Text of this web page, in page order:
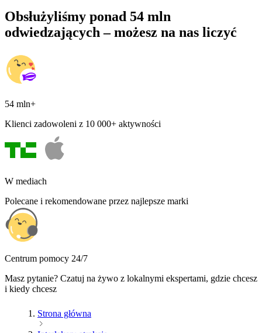
Obsłużyliśmy ponad 54 mln
odwiedzających – możesz na nas liczyć
54 mln+
Klienci zadowoleni z 10 000+ aktywności
W mediach
Polecane i rekomendowane przez najlepsze marki
Centrum pomocy 24/7
Masz pytanie? Czatuj na żywo z lokalnymi ekspertami, gdzie chcesz
i kiedy chcesz
Strona główna